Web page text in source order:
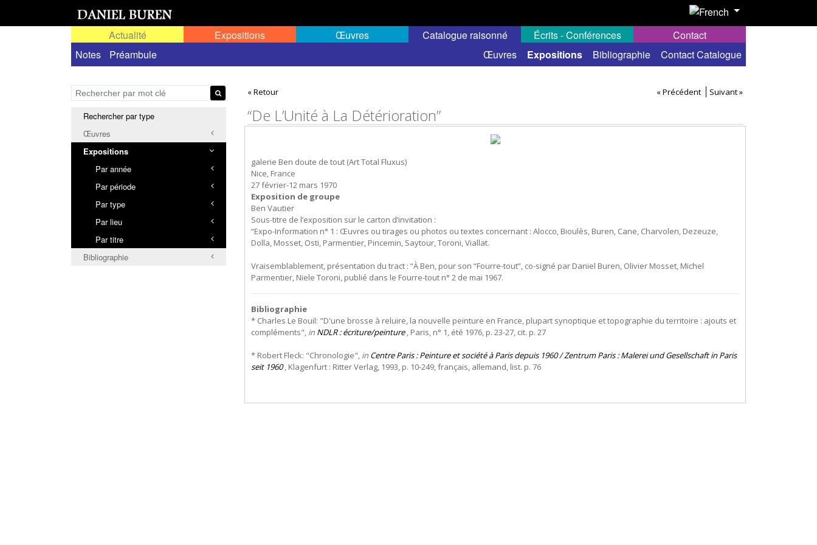
Actualité
Expositions
Toutes les expositions
Œuvres
Catalogue raisonné
Notes
Préambule Œuvres Expositions Bibliographie Contact Catalogue
Écrits - Conférences Contact
Rechercher par type
Œuvres
Expositions
Par année
Par période
Par type
Par lieu
Par titre
Bibliographie
« Retour « Précédent Suivant »
“De L’Unité à La Détérioration”
galerie Ben doute de tout (Art Total Fluxus)
Nice, France
27 février-12 mars 1970
Exposition de groupe
Ben Vautier
Sous-titre de l’exposition sur le carton d’invitation :
“Expo-Information n° 1 : Œuvres ou tirages ou photos ou textes concernant : Alocco, Bioulès, Buren, Cane, Charvolen, Dezeuze,
Dolla, Mosset, Osti, Parmentier, Pincemin, Saytour, Toroni, Viallat.
Vraisemblablement, présentation du tract : “À Ben, pour son “Fourre-tout”, co-signé par Daniel Buren, Olivier Mosset, Michel
Parmentier, Niele Toroni, publié dans le Fourre-tout n° 2 de mai 1967.
Bibliographie
* Charles Le Bouil: "D'une brosse à reluire, la nouvelle peinture en France, plupart synoptique et topographie du territoire : ajouts et
compléments", in NDLR : écriture/peinture, Paris, n° 1, été 1976, p. 23-27, cit. p. 27
* Robert Fleck: "Chronologie", in Centre Paris : Peinture et société à Paris depuis 1960 / Zentrum Paris : Malerei und Gesellschaft in Paris
seit 1960, Klagenfurt : Ritter Verlag, 1993, p. 10-249, français, allemand, list. p. 76